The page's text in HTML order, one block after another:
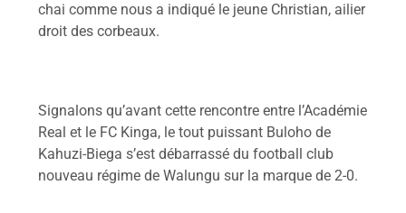
chai comme nous a indiqué le jeune Christian, ailier
droit des corbeaux.
Signalons qu’avant cette rencontre entre l’Académie
Real et le FC Kinga, le tout puissant Buloho de
Kahuzi-Biega s’est débarrassé du football club
nouveau régime de Walungu sur la marque de 2-0.